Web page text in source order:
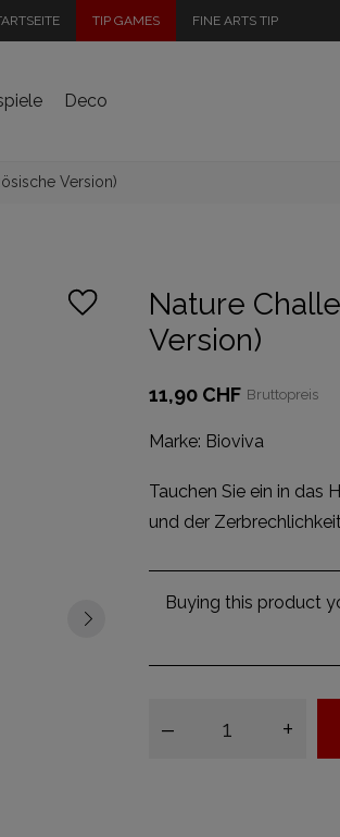
TIP GAMES FINE ARTS TIP
Deco
Version)
Nature
Version)
11,90 CHF Bruttopreis
Marke: Bioviva
Tauchen Sie ein in das
und der
Buying this product
– +